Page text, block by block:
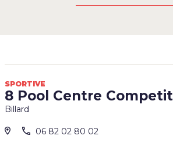
SPORTIVE
8 Pool Centre
Billard
06 82 02 80 02